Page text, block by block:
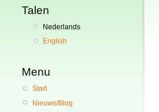
Talen
Nederlands
English
Menu
Start
Nieuws/Blog